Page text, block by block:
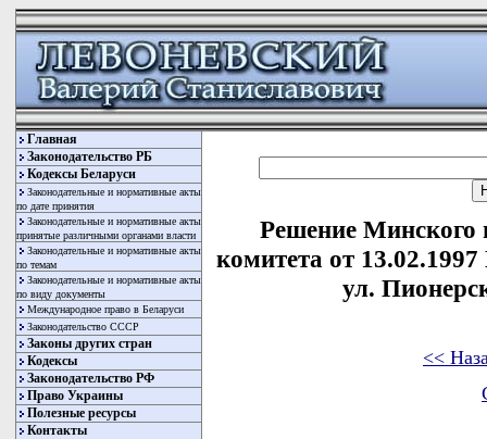
Главная
Законодательство РБ
Кодексы Беларуси
Законодательные и нормативные акты
по дате принятия
Законодательные и нормативные акты
принятые различными органами власти
Законодательные и нормативные акты
по темам
Законодательные и нормативные акты
по виду документы
Международное право в Беларуси
Законодательство СССР
Законы других стран
Кодексы
Законодательство РФ
Право Украины
Полезные ресурсы
Контакты
Решение Минского
комитета от
ул.
<<